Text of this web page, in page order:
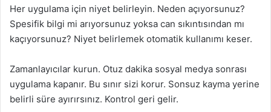
Her uygulama için niyet belirleyin. Neden açıyorsunuz?
Spesifik bilgi mi arıyorsunuz yoksa can sıkıntısından mı
kaçıyorsunuz? Niyet belirlemek otomatik kullanımı keser.
Zamanlayıcılar kurun. Otuz dakika sosyal medya sonrası
uygulama kapanır. Bu sınır sizi korur. Sonsuz kayma yerine
belirli süre ayırırsınız. Kontrol geri gelir.